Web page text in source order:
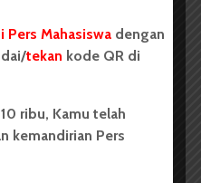
di tanah
sana
Mahasiswa dengan
tekan kode QR di
ribu, Kamu telah
kemandirian Pers